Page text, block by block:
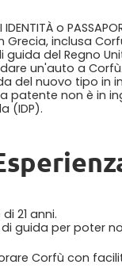
IDENTITÀ o
Grecia, inclusa
del Regno
un'auto a
del nuovo tipo in
patente non è in
(IDP).
21 anni.
guida per poter
Corfù con